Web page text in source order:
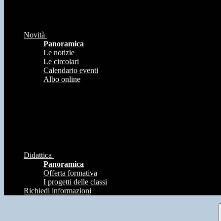
Novità
Panoramica
Le notizie
Le circolari
Calendario eventi
Albo online
Didattica
Panoramica
Offerta formativa
I progetti delle classi
Richiedi informazioni